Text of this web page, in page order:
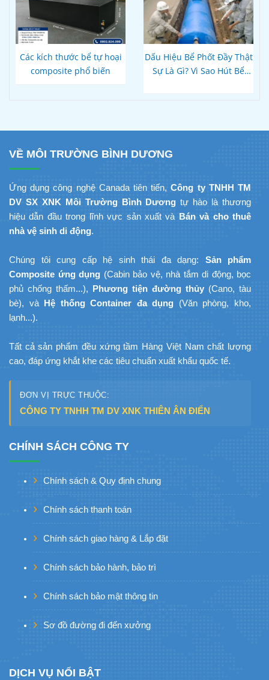
Các kích thước bể tự hoại
composite phổ biến
Dấu Hiệu Bể Phốt Đầy Thật
Sự Là Gì? Vì Sao Hút Bể
Chậm?
VỀ MÔI TRƯỜNG BÌNH DƯƠNG
Ứng dụng công nghệ Canada tiên tiến,Công ty TNHH TM
DV SX XNK Môi Trường Bình Dương tự hào là thương
hiệu dẫn đầu trong lĩnh vực sản xuất và Bán và cho thuê
nhà vệ sinh di động.
Chúng tôi cung cấp hệ sinh thái đa dạng: Sản phẩm
Composite ứng dụng (Cabin bảo vệ, nhà tắm di động, bọc
phủ chống thấm...), Phương tiện đường thủy (Cano, tàu
bè), và Hệ thống Container đa dụng (Văn phòng, kho,
lạnh...).
Tất cả sản phẩm đều xứng tầm Hàng Việt Nam chất lượng
cao, đáp ứng khắt khe các tiêu chuẩn xuất khẩu quốc tế.
ĐƠN VỊ TRỰC THUỘC:
CÔNG TY TNHH TM DV XNK THIÊN ÂN ĐIỂN
CHÍNH SÁCH CÔNG TY
Chính sách & Quy định chung
Chính sách thanh toán
Chính sách giao hàng & Lắp đặt
Chính sách bảo hành, bảo trì
Chính sách bảo mật thông tin
Sơ đồ đường đi đến xưởng
DỊCH VỤ NỔI BẬT